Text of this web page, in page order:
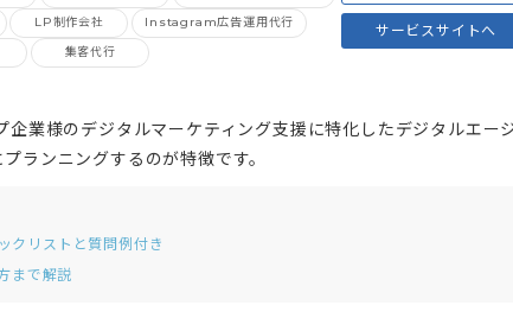
LP制作会社
Instagram広告運用代行
集客代行
サービスサイトへ
業様のデジタルマーケティング支援に特化したデジタルエー
ランニングするのが特徴です。
クリストと質問例付き
まで解説